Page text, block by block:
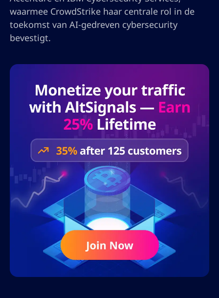
waarmee CrowdStrike haar centrale rol in de
toekomst van AI-gedreven cybersecurity
bevestigt.